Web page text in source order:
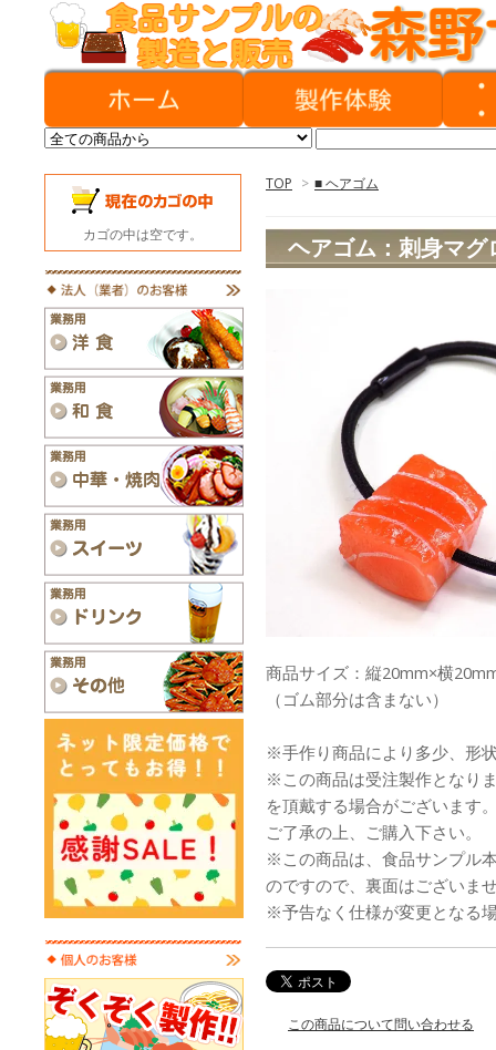
TOP > ■ ヘアゴム
ヘアゴム：刺身マ
商品サイズ：縦20mm×横
（ゴム部分は含まない）
※手作り商品により多少、形
※この商品は受注製作となり
を頂戴する場合がございます
ご了承の上、ご購入下さい。
※この商品は、食品サンプル
のですので、裏面はございま
※予告なく仕様が変更となる
この商品について問い合わせる
カゴの中は空です。